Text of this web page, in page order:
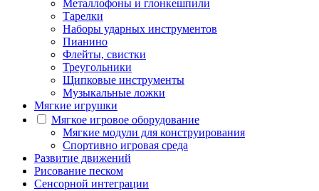
Металлофоны и глонкешпили
Тарелки
Наборы ударных инструментов
Пианино
Флейты, свистки
Треугольники
Щипковые инструменты
Музыкальные ложки
Мягкие игрушки
Мягкое игровое оборудование
Мягкие модули для конструирования
Спортивно игровая среда
Развитие движений
Рисование песком
Сенсорной интеграции